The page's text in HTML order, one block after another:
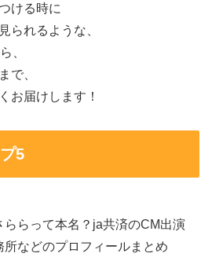
ける時に
られるような、
、
で、
お届けします！
5
ららって本名？ja共済のCM出演
所などのプロフィールまとめ